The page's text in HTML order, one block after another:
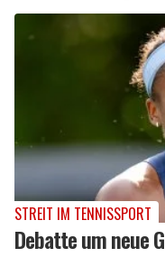
STREIT IM TENNISSPORT
Debatte um neue